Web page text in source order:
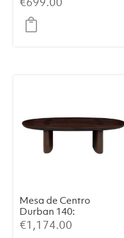
patinado con
patas metálicas
en dorado
Mesa de Centro
Durban 140:
Elegancia
Artesanal con
€1,174.00